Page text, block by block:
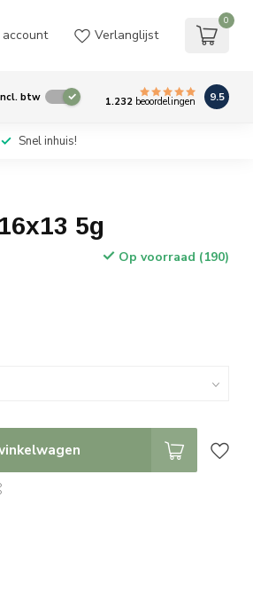
account Verlanglijst
0
btw 1.232 beoordelingen 9.5
Snel inhuis!
5g
Op voorraad (190)